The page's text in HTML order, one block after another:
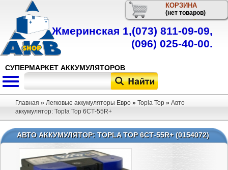
КОРЗИНА
(нет товаров)
СУПЕРМАРКЕТ АККУМУЛЯТОРОВ
Телефон
Жмеринская 1,(073) 811-09-09,
(096) 025-40-00.
Главная » Легковые аккумуляторы Евро » Topla Top » Авто
аккумулятор: Topla Top 6СТ-55R+
АВТО АККУМУЛЯТОР: TOPLA TOP 6СТ-55R+ (0154072)